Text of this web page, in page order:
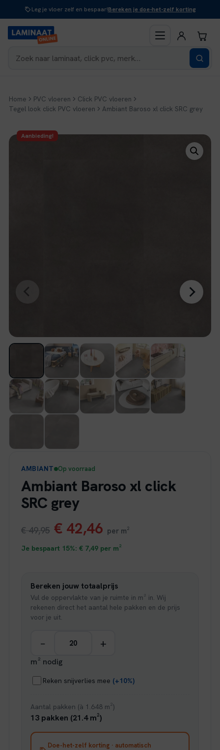
inhoud
Leg je vloer zelf en bespaar!Bereken je doe-het-zelf korting
Home PVC vloeren
Click PVC vloeren
Tegel look click PVC vloeren
Ambiant Baroso xl click SRC grey
Aanbieding!
AMBIANT Op voorraad
Ambiant Baroso xl click
SRC grey
€49,95 Oorspronkelijke
prijs
€ 49,95.
€ 42,46 Huidige
prijs
€ 42,46.
per m²
Je bespaart 15%: € 7,49 per m²
Bereken jouw totaalprijs
Vul de oppervlakte van je ruimte in m² in. Wij
rekenen direct het aantal hele pakken en de prijs
voor je uit.
− +
m² nodig
Reken snijverlies mee (+10%)
Aantal pakken (à 1.648 m²)
13 pakken (21.4 m²)
Doe-het-zelf korting · automatisch